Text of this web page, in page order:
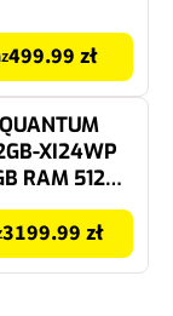
499.99 zł
XI24WP
RAM 512GB
11
3199.99 zł